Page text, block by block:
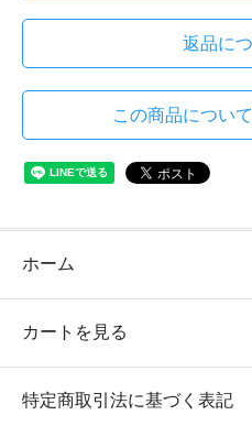
返品に
この商品につい
ホーム
カートを見る
特定商取引法に基づく表記